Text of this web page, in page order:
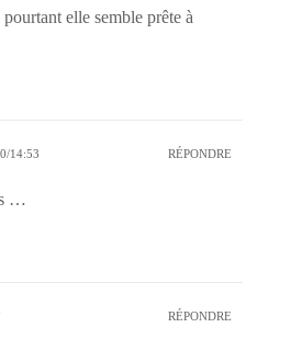
elle semble prête à
14:53 RÉPONDRE
…
RÉPONDRE